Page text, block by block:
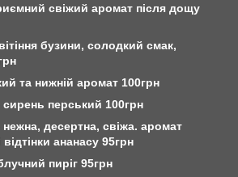
свіжий аромат після дощу
бузини, солодкий смак,
та нижній аромат 100грн
перський 100грн
десертна, свіжа. аромат
ананасу 95грн
пиріг 95грн